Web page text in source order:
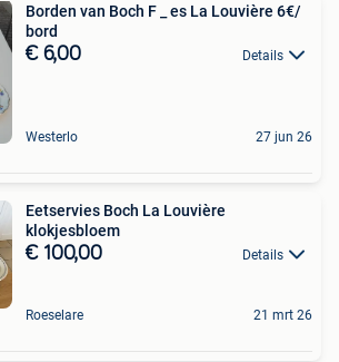
Borden van Boch F _ es La Louvière 6€/
bord
€ 6,00 Details
Westerlo 27 jun 26
Eetservies Boch La Louvière
klokjesbloem
€ 100,00 Details
Roeselare 21 mrt 26